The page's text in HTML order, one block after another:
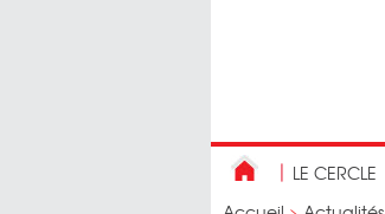
LE CERCLE